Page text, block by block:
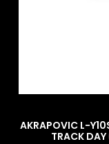
AKRAPOVIC L-
TRACK